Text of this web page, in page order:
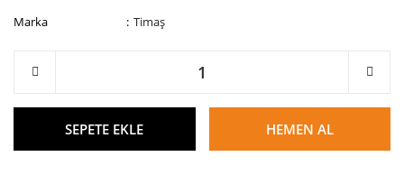
Marka Timaş
SEPETE EKLE HEMEN AL